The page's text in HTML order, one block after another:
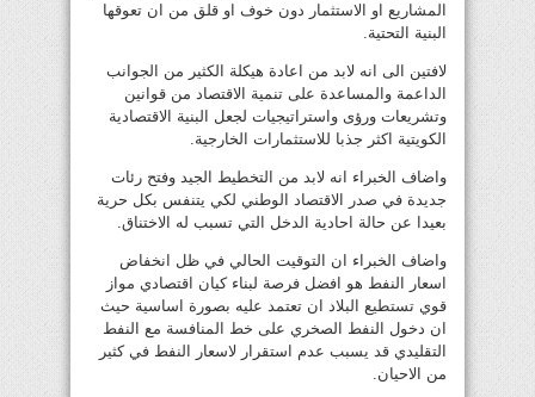
المشاريع او الاستثمار دون خوف او قلق من ان تعوقها
البنية التحتية.
لافتين الى انه لابد من اعادة هيكلة الكثير من الجوانب
الداعمة والمساعدة على تنمية الاقتصاد من قوانين
وتشريعات ورؤى واستراتيجيات لجعل البنية الاقتصادية
الكويتية اكثر جذبا للاستثمارات الخارجية.
واضاف الخبراء انه لابد من التخطيط الجيد وفتح رئات
جديدة في صدر الاقتصاد الوطني لكي يتنفس بكل حرية
بعيدا عن حالة احادية الدخل التي تسبب له الاختناق.
واضاف الخبراء ان التوقيت الحالي في ظل انخفاض
اسعار النفط هو افضل فرصة لبناء كيان اقتصادي مواز
قوي تستطيع البلاد ان تعتمد عليه بصورة اساسية حيث
ان دخول النفط الصخري على خط المنافسة مع النفط
التقليدي قد يسبب عدم استقرار لاسعار النفط في كثير
من الاحيان.